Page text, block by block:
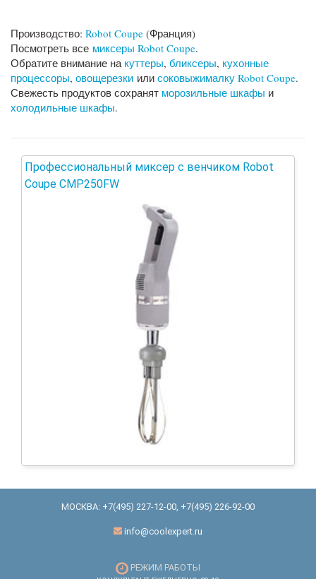
Производство: Robot Coupe (Франция)
Посмотреть все миксеры Robot Coupe.
Обратите внимание на куттеры, бликсеры, кухонные
процессоры, овощерезки или соковыжималку Robot Coupe.
Свежесть продуктов сохранят морозильные шкафы и
холодильные шкафы.
Профессиональный миксер с венчиком Robot
Coupe CMP250FW
МОСКВА: +7(495) 227-12-00, +7(495) 226-92-00
info@coolexpert.ru
РЕЖИМ РАБОТЫ